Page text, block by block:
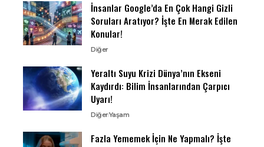
İnsanlar Google’da En Çok Hangi Gizli
Soruları Aratıyor? İşte En Merak Edilen
Konular!
Diğer
Yeraltı Suyu Krizi Dünya’nın Ekseni
Kaydırdı: Bilim İnsanlarından Çarpıcı
Uyarı!
DiğerYaşam
Fazla Yememek İçin Ne Yapmalı? İşte